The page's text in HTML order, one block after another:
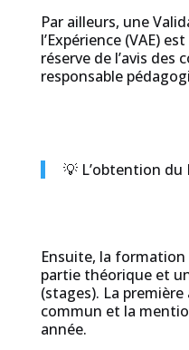
Par ailleurs, une
l’Expérience (VAE)
réserve de l’avis
responsable
💡 L’obtention du
Ensuite, la formation
partie théorique et
(stages). La
commun et la
année.